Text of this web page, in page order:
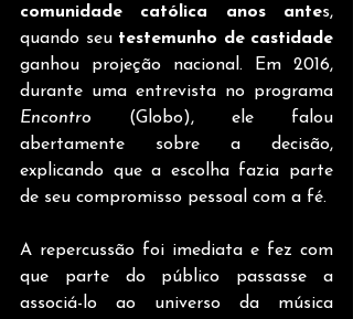
comunidade católica anos antes,
quando seu testemunho de castidade
ganhou projeção nacional. Em 2016,
Encontro (Globo), ele falou
abertamente sobre a decisão,
explicando que a escolha fazia parte
de seu compromisso pessoal com a fé.
A repercussão foi imediata e fez com
que parte do público passasse a
associá-lo ao universo da música